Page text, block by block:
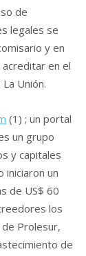
de
legales se
y en
en el
Unión.
(1) ; un portal
un grupo
y capitales
iniciaron un
de US$ 60
los
de Prolesur,
de